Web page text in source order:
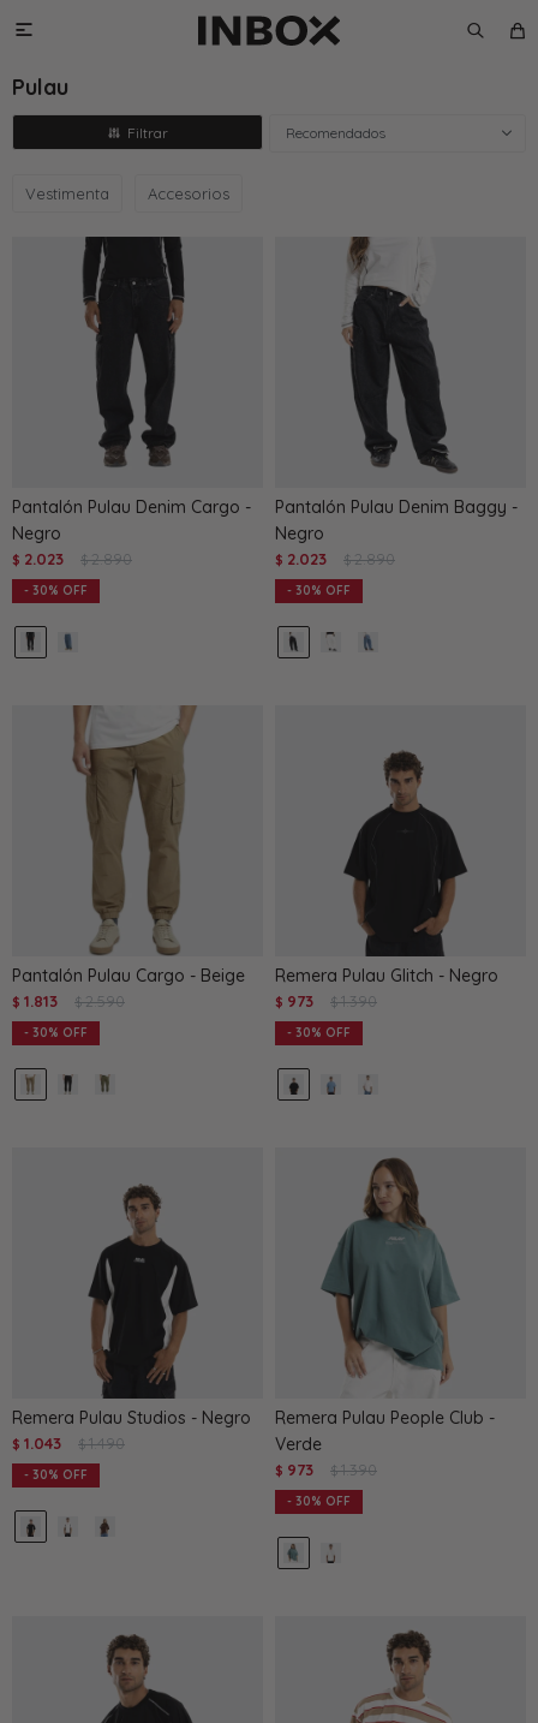

Pulau
Recomendados
Vestimenta Accesorios
Pantalón Pulau Denim Cargo -
Negro
$ 2.023 $ 2.890
30
Pantalón Pulau Denim Baggy -
Negro
$ 2.023 $ 2.890
30
Pantalón Pulau Cargo - Beige
$ 1.813 $ 2.590
30
Remera Pulau Glitch - Negro
$ 973 $ 1.390
30
Remera Pulau Studios - Negro
$ 1.043 $ 1.490
30
Remera Pulau People Club -
Verde
$ 973 $ 1.390
30